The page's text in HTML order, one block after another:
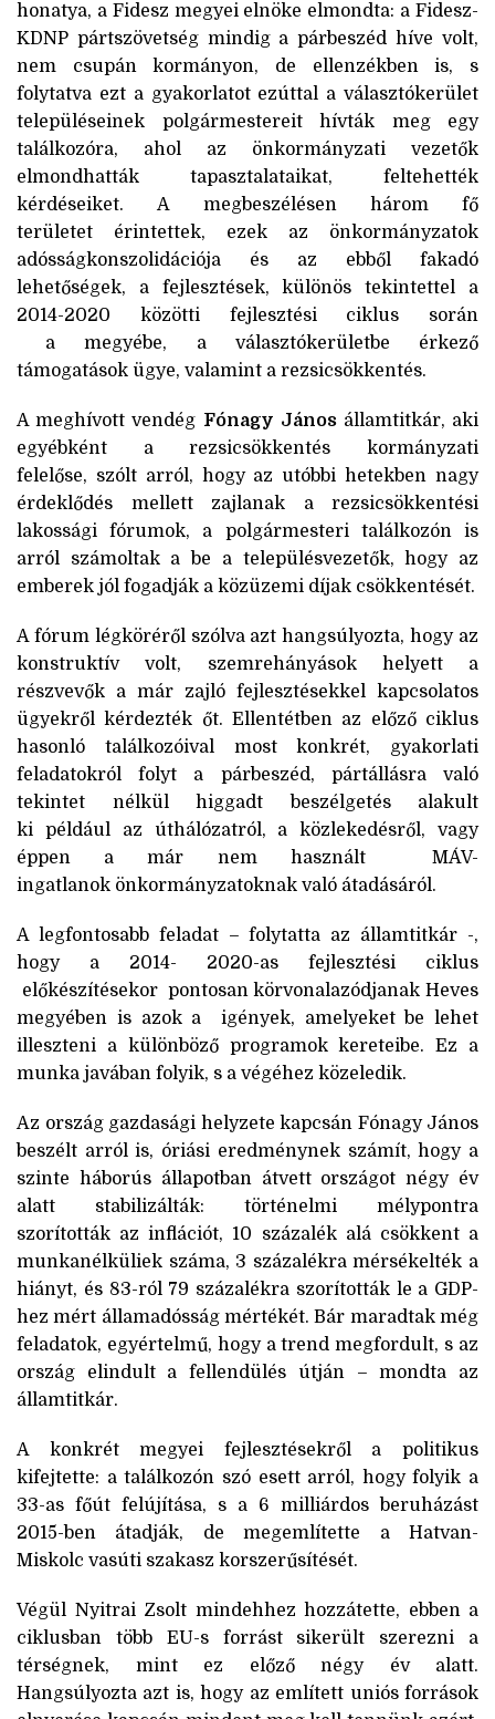
honatya, a Fidesz megyei elnöke elmondta: a Fidesz-
KDNP pártszövetség mindig a párbeszéd híve volt,
nem csupán kormányon, de ellenzékben is, s
folytatva ezt a gyakorlatot ezúttal a választókerület
településeinek polgármestereit hívták meg egy
találkozóra, ahol az önkormányzati vezetők
elmondhatták tapasztalataikat, feltehették
kérdéseiket. A megbeszélésen három fő
területet érintettek, ezek az önkormányzatok
adósságkonszolidációja és az ebből fakadó
lehetőségek, a fejlesztések, különös tekintettel a
2014-2020 közötti fejlesztési ciklus során
a megyébe, a választókerületbe érkező
támogatások ügye, valamint a rezsicsökkentés.
A meghívott vendég Fónagy Jánosállamtitkár, aki
egyébként a rezsicsökkentés kormányzati
felelőse, szólt arról, hogy az utóbbi hetekben nagy
érdeklődés mellett zajlanak a rezsicsökkentési
lakossági fórumok, a polgármesteri találkozón is
arról számoltak a be a településvezetők, hogy az
emberek jól fogadják a közüzemi díjak csökkentését.
A fórum légköréről szólva azt hangsúlyozta, hogy az
konstruktív volt, szemrehányások helyett a
részvevők a már zajló fejlesztésekkel kapcsolatos
ügyekről kérdezték őt. Ellentétben az előző ciklus
hasonló találkozóival most konkrét, gyakorlati
feladatokról folyt a párbeszéd, pártállásra való
tekintet nélkül higgadt beszélgetés alakult
ki például az úthálózatról, a közlekedésről, vagy
éppen a már nem használt MÁV-
ingatlanok önkormányzatoknak való átadásáról.
A legfontosabb feladat – folytatta az államtitkár -,
hogy a 2014- 2020-as fejlesztési ciklus
előkészítésekor pontosan körvonalazódjanak Heves
megyében is azok a igények, amelyeket be lehet
illeszteni a különböző programok kereteibe. Ez a
munka javában folyik, s a végéhez közeledik.
Az ország gazdasági helyzete kapcsán Fónagy János
beszélt arról is, óriási eredménynek számít, hogy a
szinte háborús állapotban átvett országot négy év
alatt stabilizálták: történelmi mélypontra
szorították az inflációt, 10 százalék alá csökkent a
munkanélküliek száma, 3 százalékra mérsékelték a
hiányt, és 83-ról 79 százalékra szorították le a GDP-
hez mért államadósság mértékét. Bár maradtak még
feladatok, egyértelmű, hogy a trend megfordult, s az
ország elindult a fellendülés útján – mondta az
államtitkár.
A konkrét megyei fejlesztésekről a politikus
kifejtette: a találkozón szó esett arról, hogy folyik a
33-as főút felújítása, s a 6 milliárdos beruházást
2015-ben átadják, de megemlítette a Hatvan-
Miskolc vasúti szakasz korszerűsítését.
Végül Nyitrai Zsolt mindehhez hozzátette, ebben a
ciklusban több EU-s forrást sikerült szerezni a
térségnek, mint ez előző négy év alatt.
Hangsúlyozta azt is, hogy az említett uniós források